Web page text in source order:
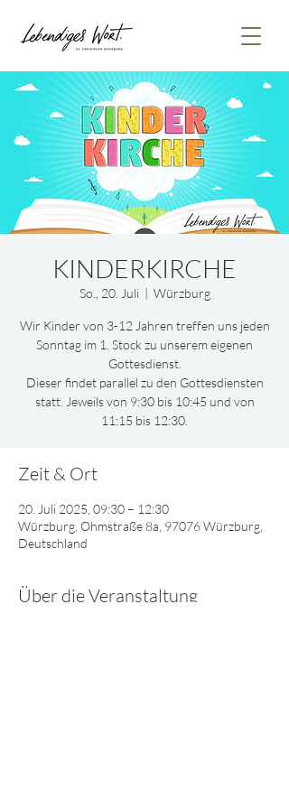
KINDERKIRCHE
So., 20. Juli
  |
Würzburg
Wir Kinder von 3-12 Jahren treffen uns jeden
Sonntag im 1. Stock zu unserem eigenen
Gottesdienst.
Dieser findet parallel zu den Gottesdiensten
statt. Jeweils von 9:30 bis 10:45 und von
11:15 bis 12:30.
Zeit & Ort
20. Juli 2025, 09:30 – 12:30
Würzburg, Ohmstraße 8a, 97076 Würzburg,
Deutschland
Über die Veranstaltung